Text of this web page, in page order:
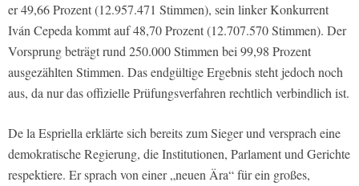
er 49,66 Prozent (12.957.471 Stimmen), sein linker Konkurrent
Iván Cepeda kommt auf 48,70 Prozent (12.707.570 Stimmen). Der
Vorsprung beträgt rund 250.000 Stimmen bei 99,98 Prozent
ausgezählten Stimmen. Das endgültige Ergebnis steht jedoch noch
aus, da nur das offizielle Prüfungsverfahren rechtlich verbindlich ist.
De la Espriella erklärte sich bereits zum Sieger und versprach eine
demokratische Regierung, die Institutionen, Parlament und Gerichte
respektiere. Er sprach von einer „neuen Ära“ für ein großes,